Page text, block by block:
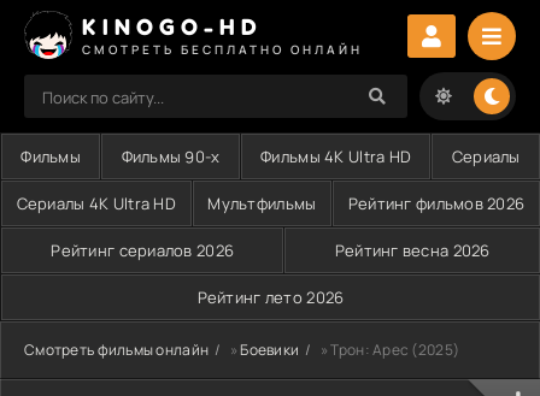
KINOGO-HD
СМОТРЕТЬ БЕСПЛАТНО ОНЛАЙН
Фильмы Фильмы 90-х Фильмы 4K Ultra HD Сериалы
Сериалы 4K Ultra HD Мультфильмы Рейтинг фильмов 2026
Рейтинг сериалов 2026 Рейтинг весна 2026
Рейтинг лето 2026
Смотреть фильмы онлайн »Боевики » Трон: Арес (2025)